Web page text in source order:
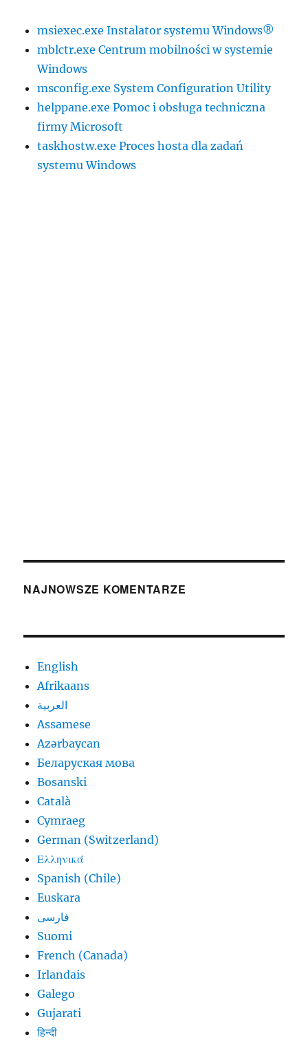
msiexec.exe Instalator systemu Windows®
mblctr.exe Centrum mobilności w systemie
Windows
msconfig.exe System Configuration Utility
helppane.exe Pomoc i obsługa techniczna
firmy Microsoft
taskhostw.exe Proces hosta dla zadań
systemu Windows
NAJNOWSZE KOMENTARZE
English
Afrikaans
العربية
Assamese
Azərbaycan
Беларуская мова
Bosanski
Català
Cymraeg
German (Switzerland)
Ελληνικά
Spanish (Chile)
Euskara
فارسی
Suomi
French (Canada)
Irlandais
Galego
Gujarati
हिन्दी